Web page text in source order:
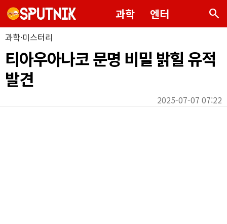
과학 엔터 search
과학·미스터리
티아우아나코 문명 비밀 밝힐 유적
발견
2025-07-07 07:22